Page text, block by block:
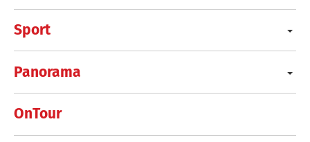
Sport
Panorama
OnTour